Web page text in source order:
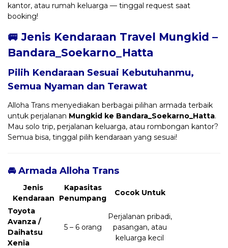
kantor, atau rumah keluarga — tinggal request saat
booking!
🚐 Jenis Kendaraan Travel Mungkid –
Bandara_Soekarno_Hatta
Pilih Kendaraan Sesuai Kebutuhanmu,
Semua Nyaman dan Terawat
Alloha Trans menyediakan berbagai pilihan armada terbaik
untuk perjalanan Mungkid ke Bandara_Soekarno_Hatta.
Mau solo trip, perjalanan keluarga, atau rombongan kantor?
Semua bisa, tinggal pilih kendaraan yang sesuai!
🚘 Armada Alloha Trans
Jenis
Kendaraan
Kapasitas
Penumpang
Cocok Untuk
Toyota
Avanza /
Daihatsu
Xenia
5 – 6 orang
Perjalanan pribadi,
pasangan, atau
keluarga kecil